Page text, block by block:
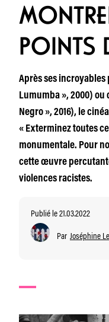
POINTS
Après ses
Lumumba », 2000) ou
Negro », 2016), le
« Exterminez toutes
monumentale. Pour
cette œuvre
violences racistes.
Publié le 21.03.2022
Par Joséphine